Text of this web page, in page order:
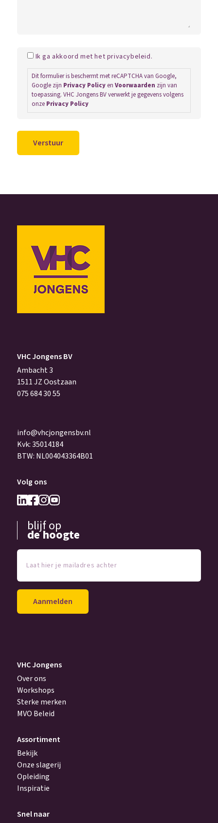
Ik ga akkoord met het privacybeleid.
Dit formulier is beschermt met reCAPTCHA van Google,
Google zijn Privacy Policyen Voorwaarden zijn van
toepassing. VHC Jongens BV verwerkt je gegevens volgens
onze Privacy Policy
VHC Jongens BV
Ambacht 3
1511 JZ Oostzaan
075 684 30 55
info@vhcjongensbv.nl
Kvk: 35014184
BTW: NL004043364B01
Volg ons
blijf op
de hoogte
hier
je
achter
VHC Jongens
Over ons
Workshops
Sterke merken
MVO Beleid
Assortiment
Bekijk
Onze slagerij
Opleiding
Inspiratie
Snel naar